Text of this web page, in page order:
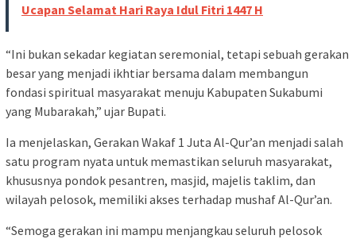
Ucapan Selamat Hari Raya Idul Fitri 1447 H
“Ini bukan sekadar kegiatan seremonial, tetapi sebuah gerakan
besar yang menjadi ikhtiar bersama dalam membangun
fondasi spiritual masyarakat menuju Kabupaten Sukabumi
yang Mubarakah,” ujar Bupati.
Ia menjelaskan, Gerakan Wakaf 1 Juta Al-Qur’an menjadi salah
satu program nyata untuk memastikan seluruh masyarakat,
khususnya pondok pesantren, masjid, majelis taklim, dan
wilayah pelosok, memiliki akses terhadap mushaf Al-Qur’an.
“Semoga gerakan ini mampu menjangkau seluruh pelosok